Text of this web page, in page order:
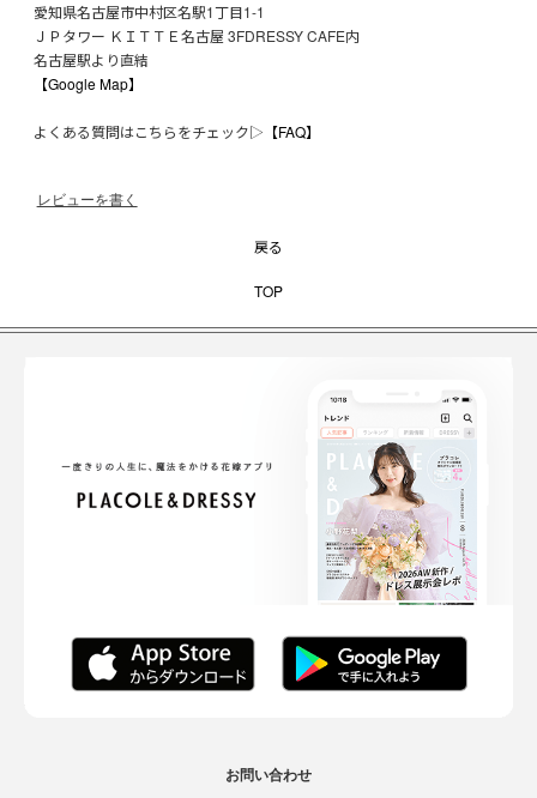
愛知県名古屋市中村区名駅1丁目1-1
ＪＰタワー ＫＩＴＴＥ名古屋 3FDRESSY CAFE内
名古屋駅より直結
【Google Map】
よくある質問はこちらをチェック▷ 【FAQ】
レビューを書く
戻る
TOP
お問い合わせ